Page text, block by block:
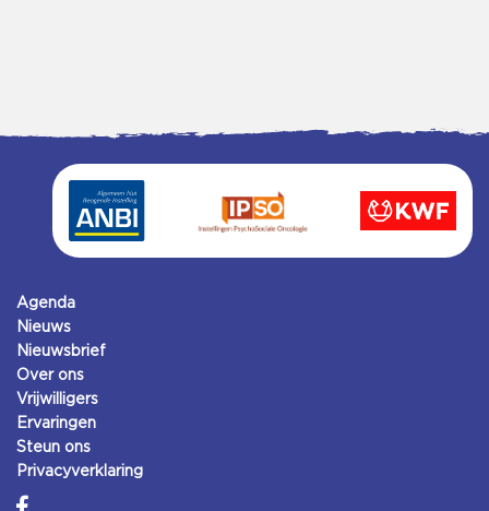
Agenda
Nieuws
Nieuwsbrief
Over ons
Vrijwilligers
Ervaringen
Steun ons
Privacyverklaring